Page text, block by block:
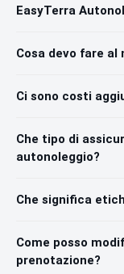
EasyTerra
Cosa devo fare
Ci sono costi
Che tipo di
autonoleggio?
Che significa
Come posso
prenotazione?